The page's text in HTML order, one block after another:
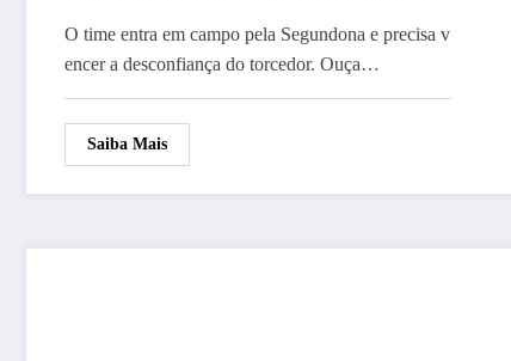
O time entra em campo pela Segundona e precisa v
encer a desconfiança do torcedor. Ouça…
Saiba Mais